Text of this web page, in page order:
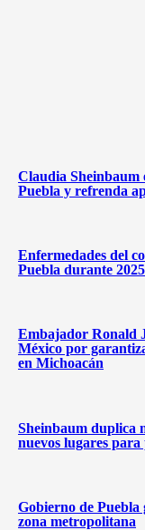
Claudia Sheinbaum
Puebla y refrenda
Enfermedades del
Puebla durante
Embajador Ronald
México por
en Michoacán
Sheinbaum duplica
nuevos lugares
Gobierno de Puebla
zona metropolitana